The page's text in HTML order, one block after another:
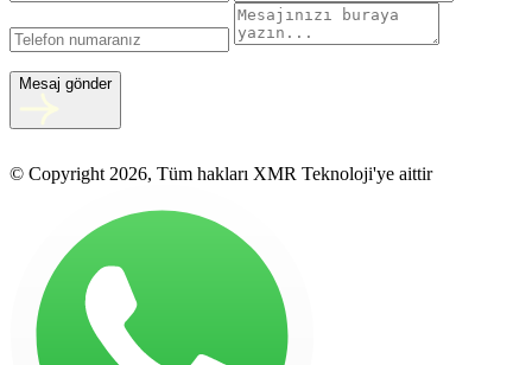
Mesaj gönder
© Copyright 2026, Tüm hakları XMR Teknoloji'ye aittir